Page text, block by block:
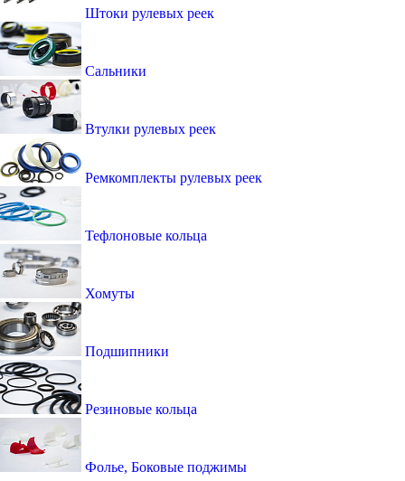
Штоки рулевых реек
Сальники
Втулки рулевых реек
Ремкомплекты рулевых реек
Тефлоновые кольца
Хомуты
Подшипники
Резиновые кольца
Фолье, Боковые поджимы